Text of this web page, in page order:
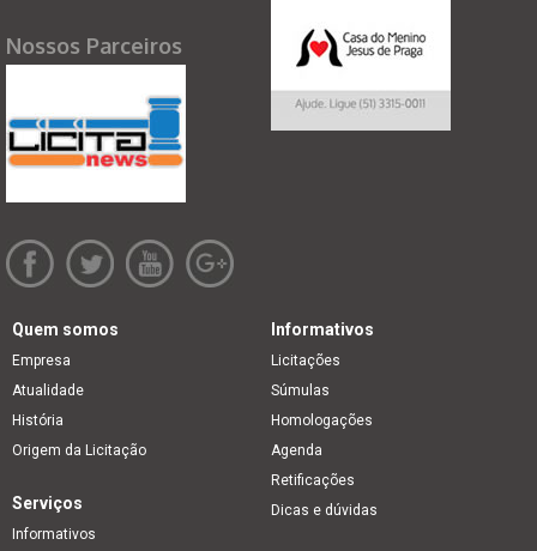
Nossos Parceiros
Quem somos
Empresa
Atualidade
História
Origem da Licitação
Informativos
Licitações
Súmulas
Homologações
Agenda
Retificações
Dicas e dúvidas
Serviços
Informativos